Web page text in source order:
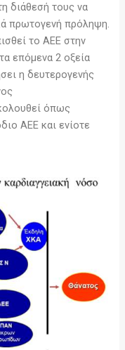
διάθεσή τους να
πρωτογενή πρόληψη.
το ΑΕΕ στην
επόμενα 2 οξεία
η δευτερογενής
όπως
ΑΕΕ και ενίοτε